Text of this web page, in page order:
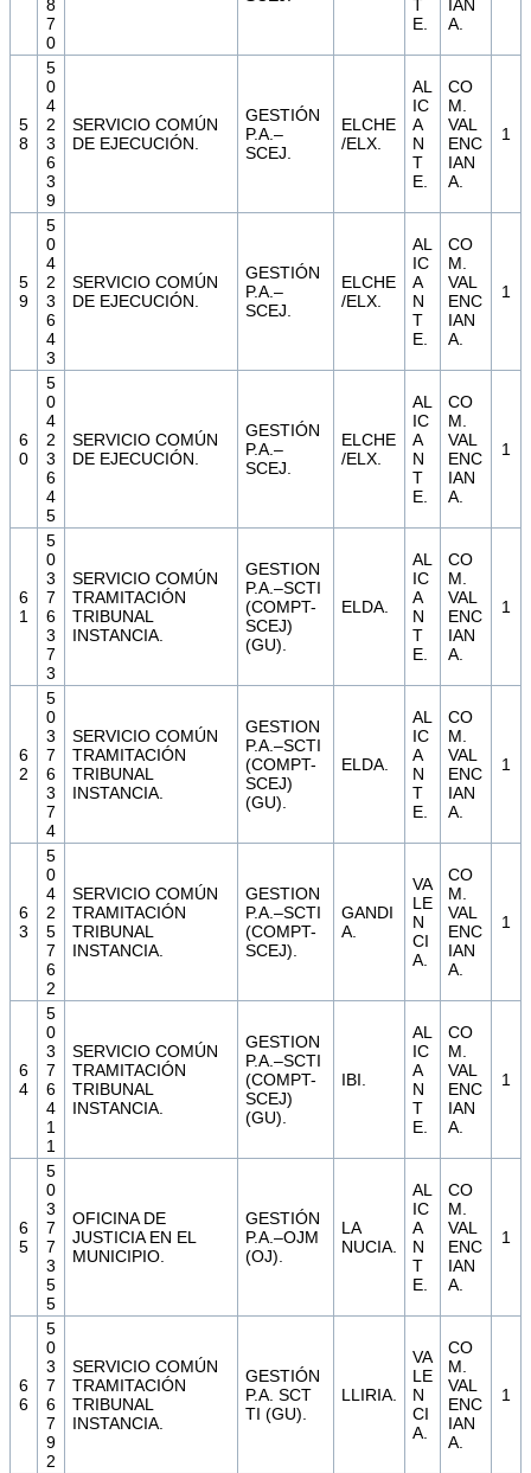
8
7
0
E.
IAN
A.
5
8
5
0
4
2
3
6
3
9
SERVICIO COMÚN
DE EJECUCIÓN.
GESTIÓN
P.A.–
SCEJ.
ELCHE
/ELX.
AL
IC
A
N
T
E.
CO
M.
VAL
ENC
IAN
A.
1
5
9
5
0
4
2
3
6
4
3
SERVICIO COMÚN
DE EJECUCIÓN.
GESTIÓN
P.A.–
SCEJ.
ELCHE
/ELX.
AL
IC
A
N
T
E.
CO
M.
VAL
ENC
IAN
A.
1
6
0
5
0
4
2
3
6
4
5
SERVICIO COMÚN
DE EJECUCIÓN.
GESTIÓN
P.A.–
SCEJ.
ELCHE
/ELX.
AL
IC
A
N
T
E.
CO
M.
VAL
ENC
IAN
A.
1
6
1
5
0
3
7
6
3
7
3
SERVICIO COMÚN
TRAMITACIÓN
TRIBUNAL
INSTANCIA.
GESTION
P.A.–SCTI
(COMPT-
SCEJ)
(GU).
ELDA.
AL
IC
A
N
T
E.
CO
M.
VAL
ENC
IAN
A.
1
6
2
5
0
3
7
6
3
7
4
SERVICIO COMÚN
TRAMITACIÓN
TRIBUNAL
INSTANCIA.
GESTION
P.A.–SCTI
(COMPT-
SCEJ)
(GU).
ELDA.
AL
IC
A
N
T
E.
CO
M.
VAL
ENC
IAN
A.
1
6
3
5
0
4
2
5
7
6
2
SERVICIO COMÚN
TRAMITACIÓN
TRIBUNAL
INSTANCIA.
GESTION
P.A.–SCTI
(COMPT-
SCEJ).
GANDI
A.
VA
LE
N
CI
A.
CO
M.
VAL
ENC
IAN
A.
1
6
4
5
0
3
7
6
4
1
1
SERVICIO COMÚN
TRAMITACIÓN
TRIBUNAL
INSTANCIA.
GESTION
P.A.–SCTI
(COMPT-
SCEJ)
(GU).
IBI.
AL
IC
A
N
T
E.
CO
M.
VAL
ENC
IAN
A.
1
6
5
5
0
3
7
7
3
5
5
OFICINA DE
JUSTICIA EN EL
MUNICIPIO.
GESTIÓN
P.A.–OJM
(OJ).
LA
NUCIA.
AL
IC
A
N
T
E.
CO
M.
VAL
ENC
IAN
A.
1
6
6
5
0
3
7
6
7
9
2
SERVICIO COMÚN
TRAMITACIÓN
TRIBUNAL
INSTANCIA.
GESTIÓN
P.A. SCT
TI (GU).
LLIRIA.
VA
LE
N
CI
A.
CO
M.
VAL
ENC
IAN
A.
1